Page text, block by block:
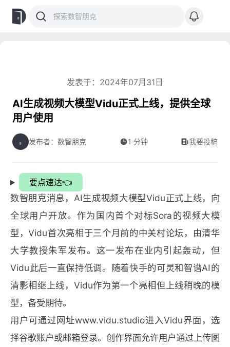
发表于：2024年07月31日
AI生成视频大模型Vidu正式上线，提供全球
用户使用
发布者：数智朋克 1 分钟 我要投稿
要点速达👈
数智朋克消息，AI生成视频大模型Vidu正式上线，向
全球用户开放。作为国内首个对标Sora的视频大模
型，Vidu首次亮相于三个月前的中关村论坛，由清华
大学教授朱军发布。这一发布在业内引起轰动，但
Vidu此后一直保持低调。随着快手的可灵和智谱AI的
清影相继上线，Vidu作为第一个亮相但上线稍晚的模
型，备受期待。
用户可通过网址www.vidu.studio进入Vidu界面，选
择谷歌账户或邮箱登录。创作界面允许用户通过上传图